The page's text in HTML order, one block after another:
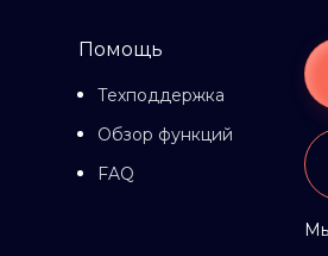
Помощь
Техподдержка
Обзор функций
FAQ